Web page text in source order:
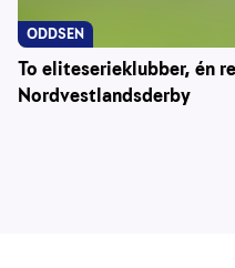
To eliteserieklubber, én
Nordvestlandsderby
ODDSEN